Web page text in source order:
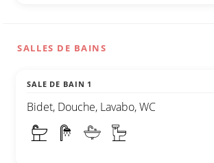
SALLES DE BAINS
SALE DE BAIN 1
Bidet, Douche, Lavabo, WC